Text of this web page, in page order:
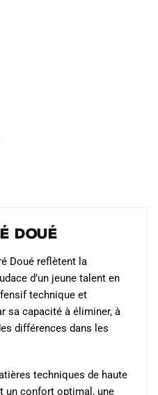
Doué
Doué reflètent la
d’un jeune talent en
technique et
sa capacité à éliminer, à
différences dans les
techniques de haute
un confort optimal, une